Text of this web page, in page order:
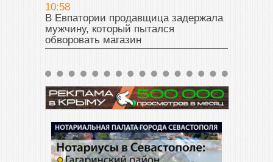
10:58
В Евпатории продавщица задержала
мужчину, который пытался
обворовать магазин